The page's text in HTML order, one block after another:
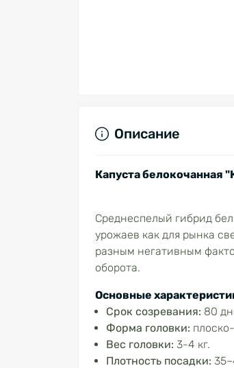
Описание
Капуста белокочанная
Среднеспелый гибрид
урожаев как для рынка
разным негативным
оборота.
Основные
Срок созревания: 80
Форма головки:
Вес головки: 3-4 кг.
Плотность посадки: